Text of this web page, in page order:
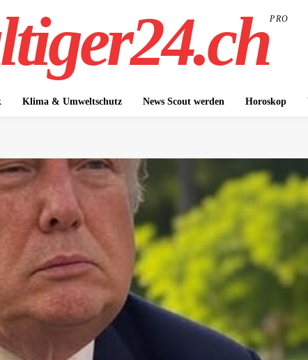
PRO
Klima & Umweltschutz News Scout werden Horoskop